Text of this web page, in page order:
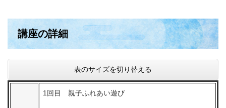
講座の詳細
表のサイズを切り替える
1回目 親子ふれあい遊び